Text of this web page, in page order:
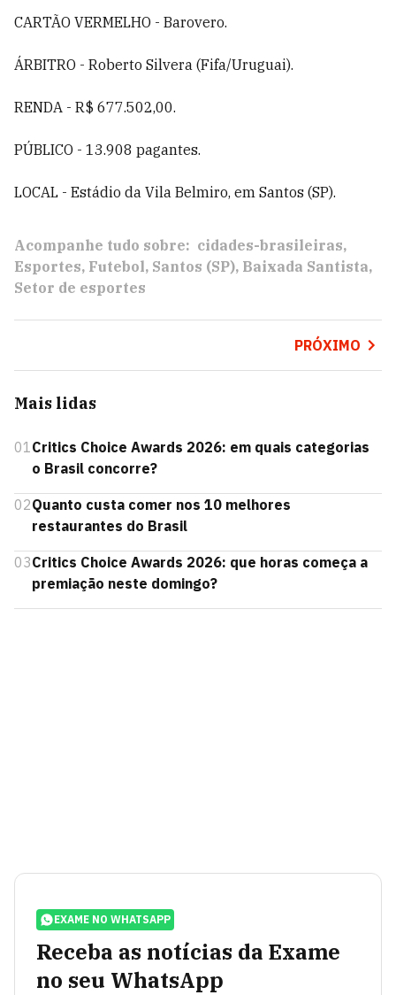
CARTÃO VERMELHO - Barovero.
ÁRBITRO - Roberto Silvera (Fifa/Uruguai).
RENDA - R$ 677.502,00.
PÚBLICO - 13.908 pagantes.
LOCAL - Estádio da Vila Belmiro, em Santos (SP).
Acompanhe tudo sobre: cidades-brasileiras
Esportes Futebol Santos (SP) Baixada Santista
Setor de esportes
PRÓXIMO
Mais lidas
01Critics Choice Awards 2026: em quais categorias
o Brasil concorre?
02Quanto custa comer nos 10 melhores
restaurantes do Brasil
03Critics Choice Awards 2026: que horas começa a
premiação neste domingo?
EXAME NO WHATSAPP
Receba as notícias da Exame
no seu WhatsApp